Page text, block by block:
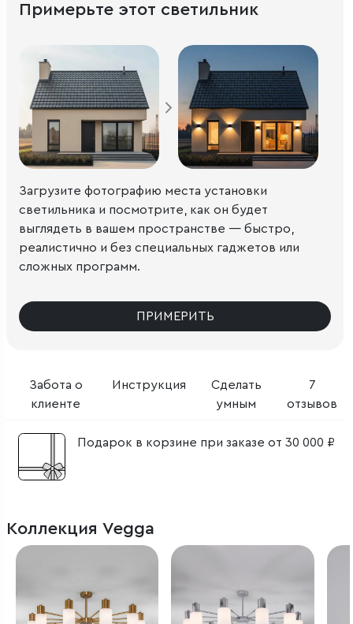
Забота о
клиенте
Инструкция
Сделать
умным
7
отзывов
Подарок в корзине при заказе от 30 000 ₽
Примерьте этот светильник
Загрузите фотографию места установки
светильника и посмотрите, как он будет
выглядеть в вашем пространстве — быстро,
реалистично и без специальных гаджетов или
сложных программ.
ПРИМЕРИТЬ
Коллекция Vegga